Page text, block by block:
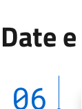
Date
06